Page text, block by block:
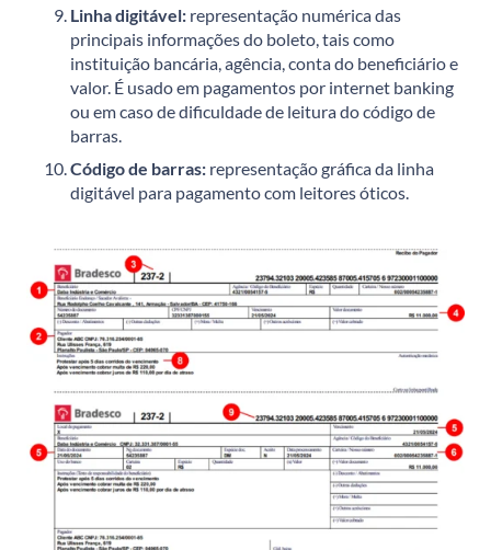
Linha digitável: representação numérica das
principais informações do boleto, tais como
instituição bancária, agência, conta do beneficiário e
valor. É usado em pagamentos por internet banking
ou em caso de dificuldade de leitura do código de
barras.
Código de barras: representação gráfica da linha
digitável para pagamento com leitores óticos.